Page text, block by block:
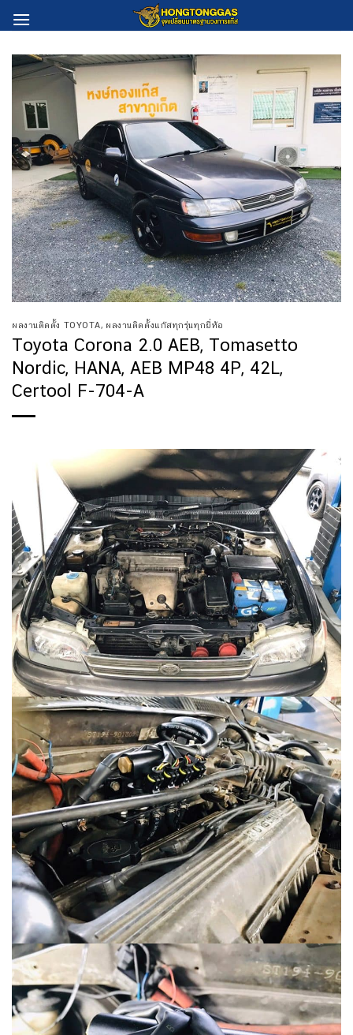
to
ผลงานติดตั้ง TOYOTA, ผลงานติดตั้งแก๊สทุกรุ่นทุกยี่ห้อ
Toyota Corona 2.0 AEB, Tomasetto
Nordic, HANA, AEB MP48 4P, 42L,
Certool F-704-A